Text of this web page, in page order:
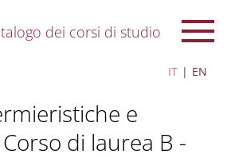
dei corsi di studio
IT EN
e
di laurea B -